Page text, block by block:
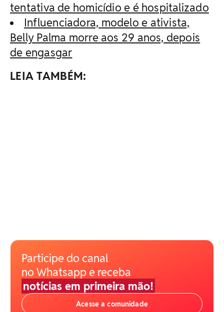
tentativa de homicídio e é hospitalizado
Influenciadora, modelo e ativista,
Belly Palma morre aos 29 anos, depois
de engasgar
LEIA TAMBÉM:
Participe do canal
no Whatsapp e receba
notícias em primeira mão!
Acesse a comunidade